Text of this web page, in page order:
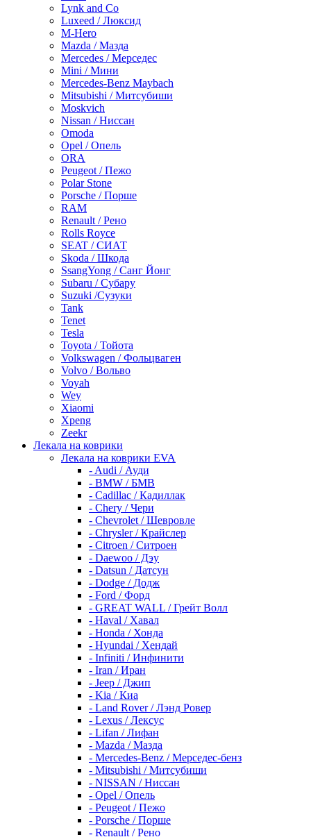
Lynk and Co
Luxeed / Люксид
M-Hero
Mazda / Мазда
Mercedes / Мерседес
Mini / Мини
Mercedes-Benz Maybach
Mitsubishi / Митсубиши
Moskvich
Nissan / Ниссан
Omoda
Opel / Опель
ORA
Peugeot / Пежо
Polar Stone
Porsche / Порше
RAM
Renault / Рено
Rolls Royce
SEAT / СИАТ
Skoda / Шкода
SsangYong / Санг Йонг
Subaru / Субару
Suzuki /Сузуки
Tank
Tenet
Tesla
Toyota / Тойота
Volkswagen / Фольцваген
Volvo / Вольво
Voyah
Wey
Xiaomi
Xpeng
Zeekr
Лекала на коврики
Лекала на коврики EVA
- Audi / Ауди
- BMW / БМВ
- Cadillac / Кадиллак
- Chery / Чери
- Chevrolet / Шевровле
- Chrysler / Крайслер
- Citroen / Ситроен
- Daewoo / Дэу
- Datsun / Датсун
- Dodge / Додж
- Ford / Форд
- GREAT WALL / Грейт Волл
- Haval / Хавал
- Honda / Хонда
- Hyundai / Хендай
- Infiniti / Инфинити
- Iran / Иран
- Jeep / Джип
- Kia / Киа
- Land Rover / Лэнд Ровер
- Lexus / Лексус
- Lifan / Лифан
- Mazda / Мазда
- Mercedes-Benz / Мерседес-бенз
- Mitsubishi / Митсубиши
- NISSAN / Ниссан
- Opel / Опель
- Peugeot / Пежо
- Porsche / Порше
- Renault / Рено